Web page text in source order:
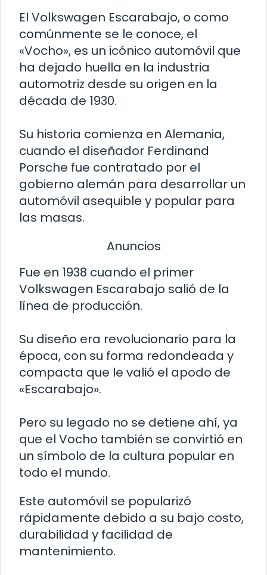
El Volkswagen Escarabajo, o como
comúnmente se le conoce, el
«Vocho», es un icónico automóvil que
ha dejado huella en la industria
automotriz desde su origen en la
década de 1930.
Su historia comienza en Alemania,
cuando el diseñador Ferdinand
Porsche fue contratado por el
gobierno alemán para desarrollar un
automóvil asequible y popular para
las masas.
Anuncios
Fue en 1938 cuando el primer
Volkswagen Escarabajo salió de la
línea de producción.
Su diseño era revolucionario para la
época, con su forma redondeada y
compacta que le valió el apodo de
«Escarabajo».
Pero su legado no se detiene ahí, ya
que el Vocho también se convirtió en
un símbolo de la cultura popular en
todo el mundo.
Este automóvil se popularizó
rápidamente debido a su bajo costo,
durabilidad y facilidad de
mantenimiento.